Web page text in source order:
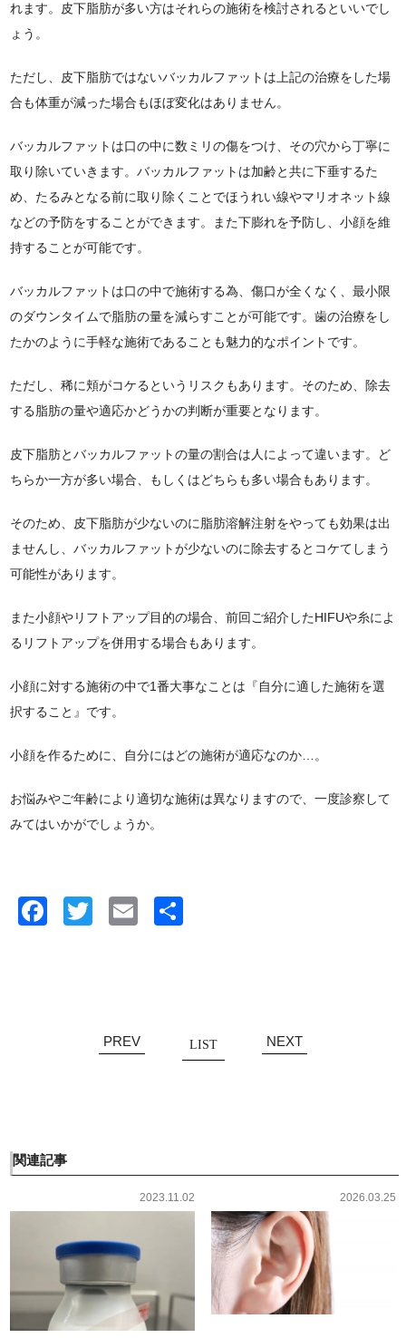
れます。皮下脂肪が多い方はそれらの施術を検討されるといいでし
ょう。
ただし、皮下脂肪ではないバッカルファットは上記の治療をした場
合も体重が減った場合もほぼ変化はありません。
バッカルファットは口の中に数ミリの傷をつけ、その穴から丁寧に
取り除いていきます。バッカルファットは加齢と共に下垂するた
め、たるみとなる前に取り除くことでほうれい線やマリオネット線
などの予防をすることができます。また下膨れを予防し、小顔を維
持することが可能です。
バッカルファットは口の中で施術する為、傷口が全くなく、最小限
のダウンタイムで脂肪の量を減らすことが可能です。歯の治療をし
たかのように手軽な施術であることも魅力的なポイントです。
ただし、稀に頬がコケるというリスクもあります。そのため、除去
する脂肪の量や適応かどうかの判断が重要となります。
皮下脂肪とバッカルファットの量の割合は人によって違います。ど
ちらか一方が多い場合、もしくはどちらも多い場合もあります。
そのため、皮下脂肪が少ないのに脂肪溶解注射をやっても効果は出
ませんし、バッカルファットが少ないのに除去するとコケてしまう
可能性があります。
また小顔やリフトアップ目的の場合、前回ご紹介したHIFUや糸によ
るリフトアップを併用する場合もあります。
小顔に対する施術の中で1番大事なことは『自分に適した施術を選
択すること』です。
小顔を作るために、自分にはどの施術が適応なのか…。
お悩みやご年齢により適切な施術は異なりますので、一度診察して
みてはいかがでしょうか。
Facebook
TwitterEmail
PREV LIST NEXT
関連記事
2023.11.02 2026.03.25